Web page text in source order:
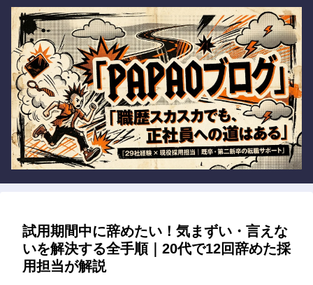
試用期間中に辞めたい！気まずい・言えな
いを解決する全手順｜20代で12回辞めた採
用担当が解説